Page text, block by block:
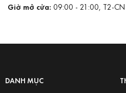
Giờ mở cửa: 09:00 - 21:00, T2-CN
DANH MỤC